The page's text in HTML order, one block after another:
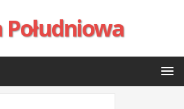
Południowa